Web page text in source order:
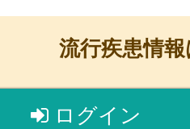
流行疾患情
ログイン